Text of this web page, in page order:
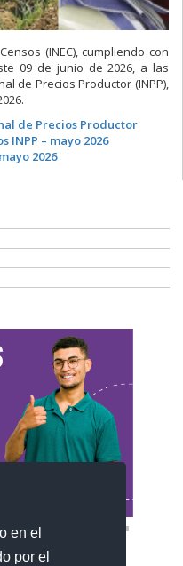
en el
por el
(INEC), cumpliendo con
09 de junio de 2026, a las
de Precios Productor (INPP),
de Precios Productor
INPP – mayo 2026
2026